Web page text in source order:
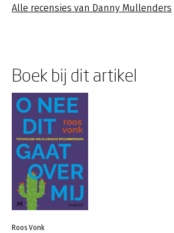
Alle recensies van Danny Mullenders
Boek bij dit artikel
Roos Vonk